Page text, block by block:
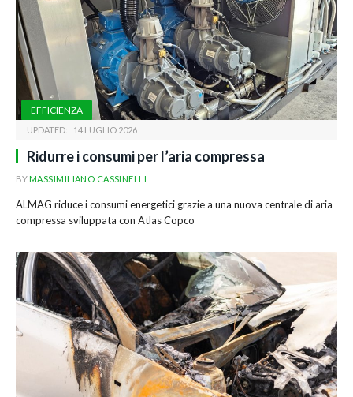
EFFICIENZA
UPDATED: 14 LUGLIO 2026
Ridurre i consumi per l’aria compressa
BYMASSIMILIANO CASSINELLI
ALMAG riduce i consumi energetici grazie a una nuova centrale di aria
compressa sviluppata con Atlas Copco